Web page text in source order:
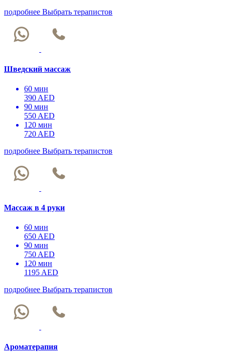
подробнее Выбрать терапистов
Шведский массаж
60 мин
390 AED
90 мин
550 AED
120 мин
720 AED
подробнее Выбрать терапистов
Массаж в 4 руки
60 мин
650 AED
90 мин
750 AED
120 мин
1195 AED
подробнее Выбрать терапистов
Ароматерапия